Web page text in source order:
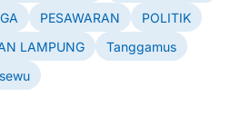
PESAWARAN
POLITIK
LAMPUNG
Tanggamus